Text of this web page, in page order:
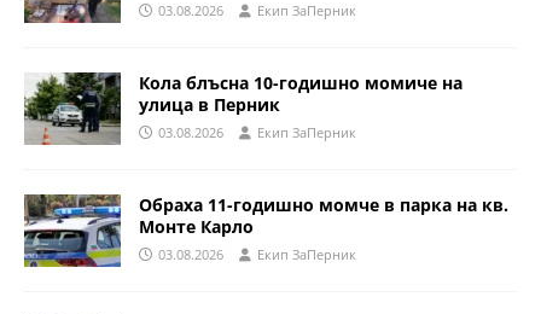
03.08.2026 Eкип ЗаПерник
Кола блъсна 10-годишно момиче на
улица в Перник
03.08.2026 Eкип ЗаПерник
Обраха 11-годишно момче в парка на кв.
Монте Карло
03.08.2026 Eкип ЗаПерник